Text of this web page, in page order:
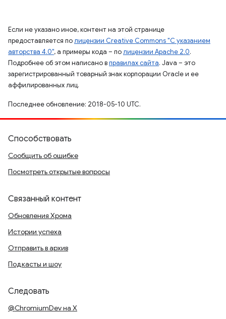
Если не указано иное, контент на этой странице
предоставляется полицензии Creative Commons "С указанием
авторства 4.0", а примеры кода – полицензии Apache 2.0.
Подробнее об этом написано вправилах сайта. Java – это
зарегистрированный товарный знак корпорации Oracle и ее
аффилированных лиц.
Последнее обновление: 2018-05-10 UTC.
Способствовать
Сообщить об ошибке
Посмотреть открытые вопросы
Связанный контент
Обновления Хрома
Истории успеха
Отправить в архив
Подкасты и шоу
Следовать
@ChromiumDev на X